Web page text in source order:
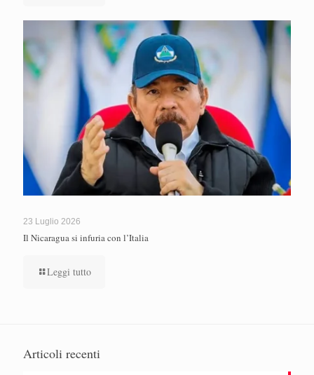
23 Luglio 2026
Il Nicaragua si infuria con l’Italia
Leggi tutto
Articoli recenti